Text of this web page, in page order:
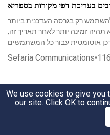
בעריכת דפי מקורות בספריא
2025 יהיה ניתן להשתמש רק בגרסה העדכנית ביותר
זמינה יותר לאחר תאריך זה,
Sefaria Communications•
מקורות בעורך החדש של ספריא
We use cookies to give you
our site. Click OK to